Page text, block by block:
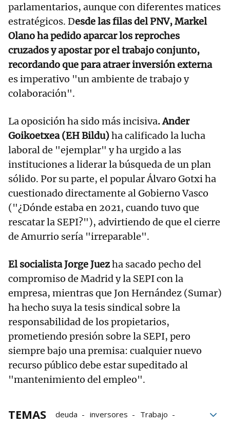
parlamentarios, aunque con diferentes matices
estratégicos. Desde las filas del PNV, Markel
Olano ha pedido aparcar los reproches
cruzados y apostar por el trabajo conjunto,
recordando que para atraer inversión externa
es imperativo "un ambiente de trabajo y
colaboración".
La oposición ha sido más incisiva. Ander
Goikoetxea (EH Bildu)ha calificado la lucha
laboral de "ejemplar" y ha urgido a las
instituciones a liderar la búsqueda de un plan
sólido. Por su parte, el popular Álvaro Gotxi ha
cuestionado directamente al Gobierno Vasco
("¿Dónde estaba en 2021, cuando tuvo que
rescatar la SEPI?"), advirtiendo de que el cierre
de Amurrio sería "irreparable".
El socialista Jorge Juezha sacado pecho del
compromiso de Madrid y la SEPI con la
empresa, mientras que Jon Hernández (Sumar)
ha hecho suya la tesis sindical sobre la
responsabilidad de los propietarios,
prometiendo presión sobre la SEPI, pero
siempre bajo una premisa: cualquier nuevo
recurso público debe estar supeditado al
"mantenimiento del empleo".
TEMAS deuda inversores
Trabajo